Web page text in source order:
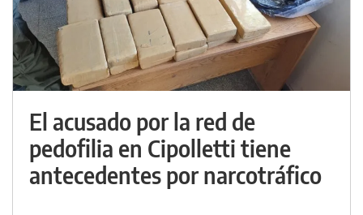
El acusado por la red de
pedofilia en Cipolletti tiene
antecedentes por narcotráfico